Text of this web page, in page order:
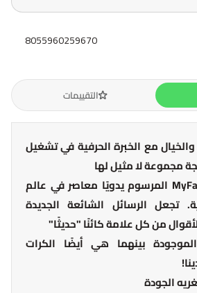
8055960259670
التقييمات
والخيال مع الخبرة الحرفية في تشغيل
مجموعة لا مثيل لها
. سحر MyFamily Charms المرسوم يدويًا معاصر في عالم
تجعل الرسائل الشائعة الجديدة
من كل علامة كائنًا "حديثًا"
بينهما هي أيضًا الكرات
الجودة